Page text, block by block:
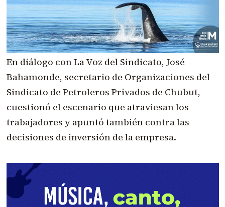
En diálogo con La Voz del Sindicato, José
Bahamonde, secretario de Organizaciones del
Sindicato de Petroleros Privados de Chubut,
cuestionó el escenario que atraviesan los
trabajadores y apuntó también contra las
decisiones de inversión de la empresa.